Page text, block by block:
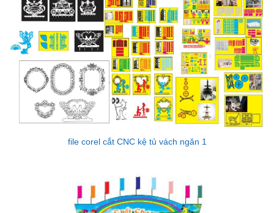
file corel cắt CNC kệ tủ vách ngăn 1